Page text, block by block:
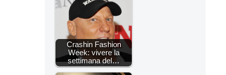
Crashin Fashion
Week: vivere la
settimana del…